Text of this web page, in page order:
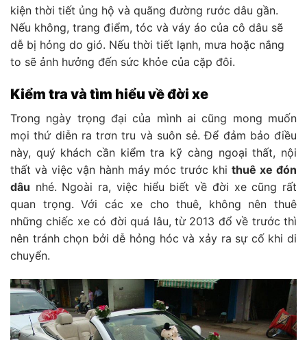
kiện thời tiết ủng hộ và quãng đường rước dâu gần.
Nếu không, trang điểm, tóc và váy áo của cô dâu sẽ
dễ bị hỏng do gió. Nếu thời tiết lạnh, mưa hoặc nắng
to sẽ ảnh hưởng đến sức khỏe của cặp đôi.
Kiểm tra và tìm hiểu về đời xe
Trong ngày trọng đại của mình ai cũng mong muốn
mọi thứ diễn ra trơn tru và suôn sẻ. Để đảm bảo điều
này, quý khách cần kiểm tra kỹ càng ngoại thất, nội
thất và việc vận hành máy móc trước khithuê xe đón
dâu nhé. Ngoài ra, việc hiểu biết về đời xe cũng rất
quan trọng. Với các xe cho thuê, không nên thuê
những chiếc xe có đời quá lâu, từ 2013 đổ về trước thì
nên tránh chọn bởi dễ hỏng hóc và xảy ra sự cố khi di
chuyển.